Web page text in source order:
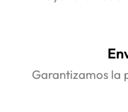
Garantizamos la